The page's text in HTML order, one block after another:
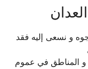
و نسعى إليه فقد
و المناطق في عموم